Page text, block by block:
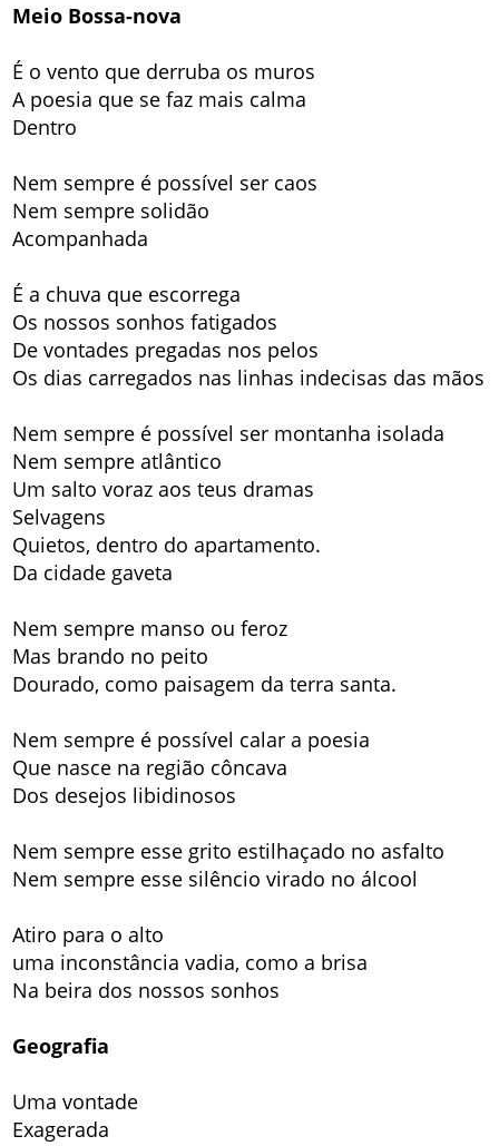
Meio Bossa-nova
É o vento que derruba os muros
A poesia que se faz mais calma
Dentro
Nem sempre é possível ser caos
Nem sempre solidão
Acompanhada
É a chuva que escorrega
Os nossos sonhos fatigados
De vontades pregadas nos pelos
Os dias carregados nas linhas indecisas das mãos
Nem sempre é possível ser montanha isolada
Nem sempre atlântico
Um salto voraz aos teus dramas
Selvagens
Quietos, dentro do apartamento.
Da cidade gaveta
Nem sempre manso ou feroz
Mas brando no peito
Dourado, como paisagem da terra santa.
Nem sempre é possível calar a poesia
Que nasce na região côncava
Dos desejos libidinosos
Nem sempre esse grito estilhaçado no asfalto
Nem sempre esse silêncio virado no álcool
Atiro para o alto
uma inconstância vadia, como a brisa
Na beira dos nossos sonhos
Geografia
Uma vontade
Exagerada